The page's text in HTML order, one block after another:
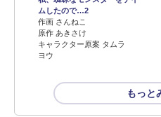
ムしたので…2
作画 さんねこ
原作 あきさけ
キャラクター原案 タムラ
ヨウ
もっと